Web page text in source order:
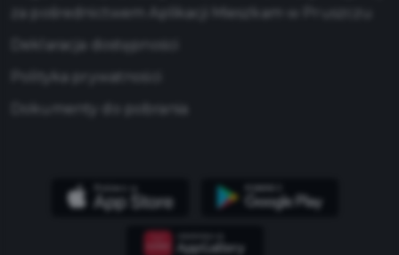
za pośrednictwem Aplikacji Mieszkam w Pruszczu
Deklaracja dostępności
Polityka prywatności
Dokumenty do pobrania